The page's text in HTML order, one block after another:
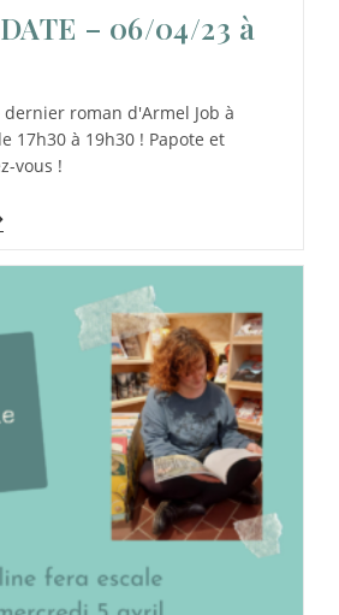
– 06/04/23 à
roman d'Armel Job à
17h30 à 19h30 ! Papote et
vous !